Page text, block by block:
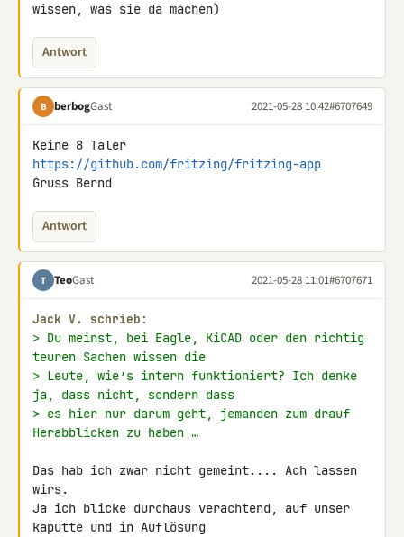
wissen, was sie da machen)
Antwort
B berbogGast 2021-05-28 10:42#6707649
https://github.com/fritzing/fritzing-app
Gruss Bernd
Antwort
T TeoGast 2021-05-28 11:01#6707671
Jack V. schrieb:
> Du meinst, bei Eagle, KiCAD oder den richtig
teuren Sachen wissen die
> Leute, wie’s intern funktioniert? Ich denke
ja, dass nicht, sondern dass
> es hier nur darum geht, jemanden zum drauf
Herabblicken zu haben …
Das hab ich zwar nicht gemeint.... Ach lassen
wirs.
Ja ich blicke durchaus verachtend, auf unser
kaputte und in Auflösung